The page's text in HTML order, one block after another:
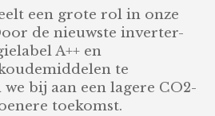
een grote rol in onze
de nieuwste inverter-
A++ en
te
bij aan een lagere CO2-
toekomst.